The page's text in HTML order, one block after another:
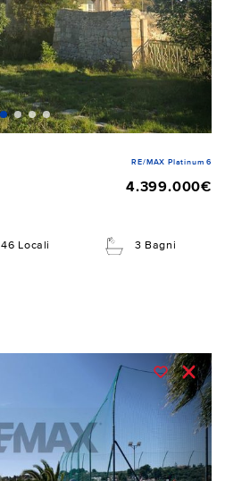
RE/MAX Platinum 6
4.399.000€
46 Locali 3 Bagni